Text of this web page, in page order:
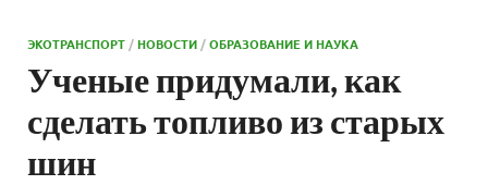
ЭКОТРАНСПОРТ /НОВОСТИ /ОБРАЗОВАНИЕ И НАУКА
Ученые придумали, как
сделать топливо из старых
шин